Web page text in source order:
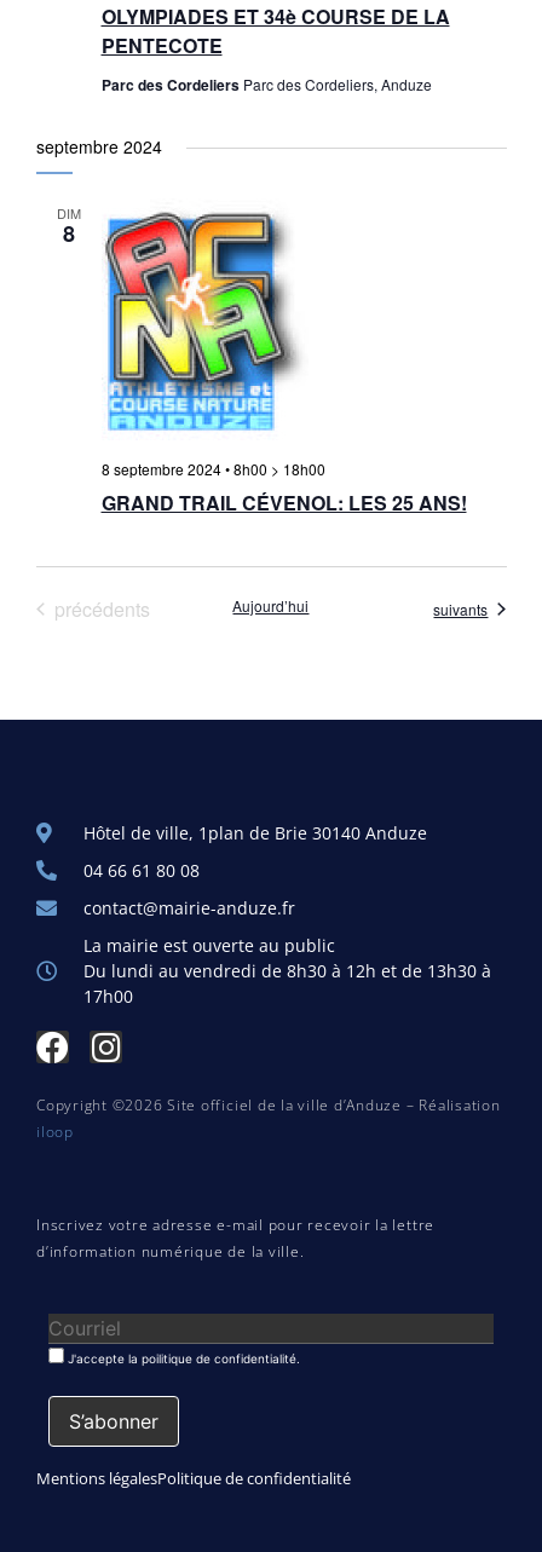
OLYMPIADES ET 34è COURSE DE LA
PENTECOTE
Parc des Cordeliers Parc des Cordeliers, Anduze
septembre 2024
DIM
8
GRAND TRAIL CÉVENOL: LES 25 ANS!
8 septembre 2024 • 8h00 > 18h00
Évènements
précédents Aujourd’hui Évènements
suivants
Hôtel de ville, 1plan de Brie 30140 Anduze
04 66 61 80 08
contact@mairie-anduze.fr
La mairie est ouverte au public
Du lundi au vendredi de 8h30 à 12h et de 13h30 à
17h00
Copyright ©2026 Site officiel de la ville d’Anduze – Réalisation
iloop
Inscrivez votre adresse e-mail pour recevoir la lettre
d’information numérique de la ville.
J'accepte la poilitique de confidentialité.
Mentions légalesPolitique de confidentialité